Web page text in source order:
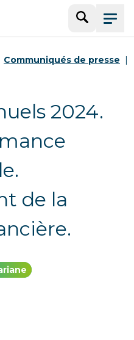
Menu
Communiqués de presse
2024.
de la